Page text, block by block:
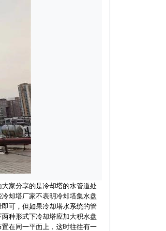
家分享的是冷却塔的水管道处
却塔厂家不表明冷却塔集水盘
可，但如果冷却塔水系统的管
种形式下冷却塔应加大积水盘
在同一平面上，这时往往有一